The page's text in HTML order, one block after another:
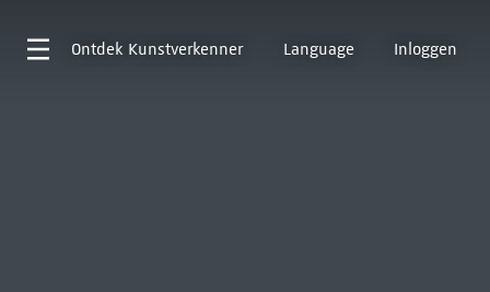
Ontdek Kunstverkenner Language Inloggen